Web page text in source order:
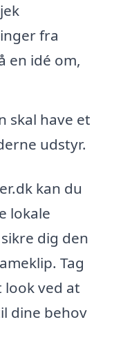
fra
en idé om,
skal have et
udstyr.
kan du
lokale
dig den
Tag
ved at
dine behov